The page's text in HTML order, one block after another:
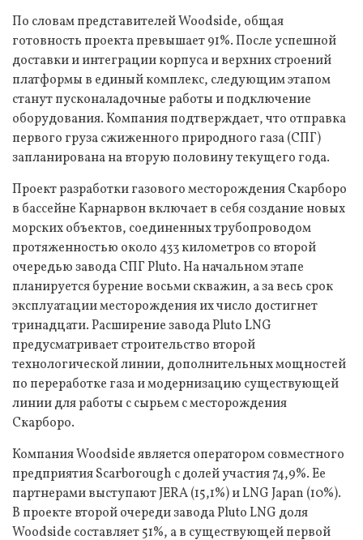
По словам представителей Woodside, общая
готовность проекта превышает 91%. После успешной
доставки и интеграции корпуса и верхних строений
платформы в единый комплекс, следующим этапом
станут пусконаладочные работы и подключение
оборудования. Компания подтверждает, что отправка
первого груза сжиженного природного газа (СПГ)
запланирована на вторую половину текущего года.
Проект разработки газового месторождения Скарборо
в бассейне Карнарвон включает в себя создание новых
морских объектов, соединенных трубопроводом
протяженностью около 433 километров со второй
очередью завода СПГ Pluto. На начальном этапе
планируется бурение восьми скважин, а за весь срок
эксплуатации месторождения их число достигнет
тринадцати. Расширение завода Pluto LNG
предусматривает строительство второй
технологической линии, дополнительных мощностей
по переработке газа и модернизацию существующей
линии для работы с сырьем с месторождения
Скарборо.
Компания Woodside является оператором совместного
предприятия Scarborough с долей участия 74,9%. Ее
партнерами выступают JERA (15,1%) и LNG Japan (10%).
В проекте второй очереди завода Pluto LNG доля
Woodside составляет 51%, а в существующей первой